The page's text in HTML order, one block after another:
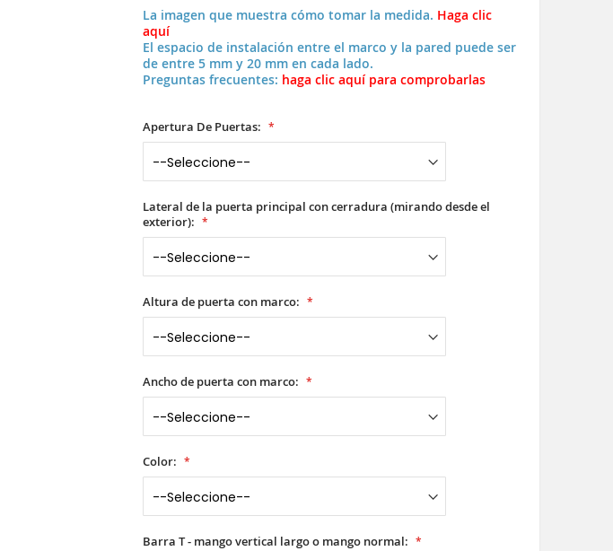
La imagen que muestra cómo tomar la medida. Haga clic
aquí
El espacio de instalación entre el marco y la pared puede ser
de entre 5 mm y 20 mm en cada lado.
Preguntas frecuentes: haga clic aquí para comprobarlas
Apertura De Puertas:
Lateral de la puerta principal con cerradura (mirando desde el
exterior):
Altura de puerta con marco:
Ancho de puerta con marco:
Color:
Barra T - mango vertical largo o mango normal: